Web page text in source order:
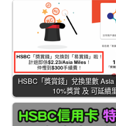
HSBC「獎賞錢」兌換里數
10%獎賞 及 可延續